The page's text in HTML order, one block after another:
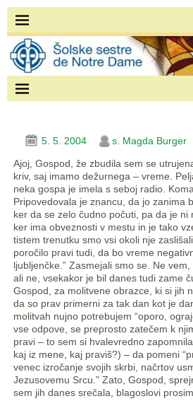
5. 5. 2004
s. Magda Burger
Ajoj, Gospod, že zbudila sem se
kriv, saj imamo dežurnega – vreme.
neka gospa je imela s seboj radio.
Pripovedovala je znancu, da jo zanima
ker da se zelo čudno počuti, pa da je ni
ker ima obveznosti v mestu in je tako
tistem trenutku smo vsi okoli nje
poročilo pravi tudi, da bo vreme
ljubljenčke.” Zasmejali smo se. Ne
ali ne, vsekakor je bil danes tudi zame
Gospod, za molitvene obrazce, ki si jih
da so prav primerni za tak dan kot je
molitvah nujno potrebujem “oporo,
vse odpove, se preprosto zatečem k
pravi – to sem si hvalevredno
kaj iz mene, kaj praviš?) – da pomeni
venec izročanje svojih skrbi, načrtov
Jezusovemu Srcu.” Zato, Gospod,
sem jih danes srečala, blagoslovi